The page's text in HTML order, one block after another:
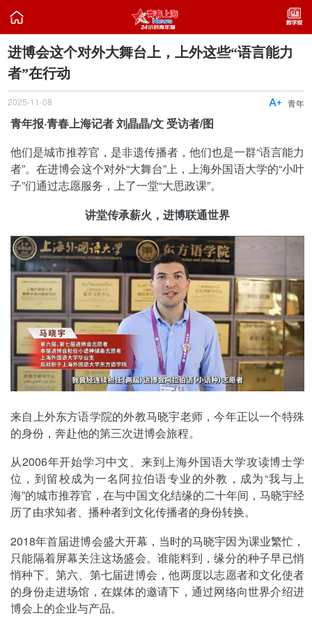

进博会这个对外大舞台上，上外这些“语言能力
者”在行动
2025-11-08 青年

青年报·青春上海记者 刘晶晶/文 受访者/图
他们是城市推荐官，是非遗传播者，他们也是一群“语言能力
者”。在进博会这个对外“大舞台”上，上海外国语大学的“小叶
子”们通过志愿服务，上了一堂“大思政课”。
讲堂传承薪火，进博联通世界
来自上外东方语学院的外教马晓宇老师，今年正以一个特殊
的身份，奔赴他的第三次进博会旅程。
从2006年开始学习中文、来到上海外国语大学攻读博士学
位，到留校成为一名阿拉伯语专业的外教，成为“我与上
海”的城市推荐官，在与中国文化结缘的二十年间，马晓宇经
历了由求知者、播种者到文化传播者的身份转换。
2018年首届进博会盛大开幕，当时的马晓宇因为课业繁忙，
只能隔着屏幕关注这场盛会。谁能料到，缘分的种子早已悄
悄种下。第六、第七届进博会，他两度以志愿者和文化使者
的身份走进场馆，在媒体的邀请下，通过网络向世界介绍进
博会上的企业与产品。